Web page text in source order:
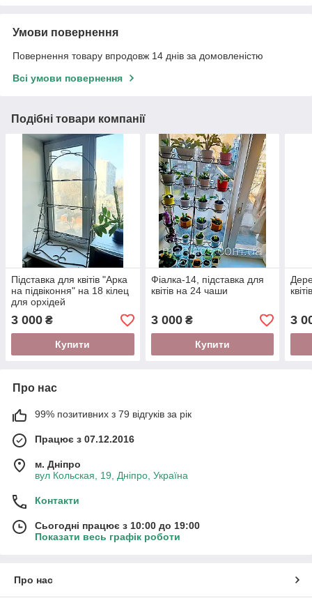
Умови повернення
Повернення товару впродовж 14 днів за домовленістю
Всі умови повернення
Подібні товари компанії
Підставка для квітів "Арка
на підвіконня" на 18 кілец
для орхідей
3 000 ₴
Купити
Фіалка-14, підставка для
квітів на 24 чаши
3 000₴
Купити
3
Про нас
99% позитивних з 79 відгуків за рік
Працює з 07.12.2016
м. Дніпро
вул Кольская, 19, Дніпро, Україна
Контакти
Сьогодні працює з 10:00 до 19:00
Показати весь графік роботи
Про нас